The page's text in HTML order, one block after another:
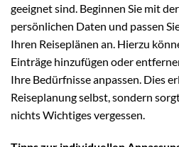
geeignet sind. Beginnen Sie mit
persönlichen Daten und passen
Ihren Reiseplänen an. Hierzu
Einträge hinzufügen oder
Ihre Bedürfnisse anpassen. Dies
Reiseplanung selbst, sondern
nichts Wichtiges vergessen.